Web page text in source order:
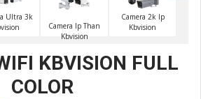
Ultra 3k
Camera Ip Than
Kbvision
Camera 2k Ip
Kbvision
KBVISION FULL
COLOR